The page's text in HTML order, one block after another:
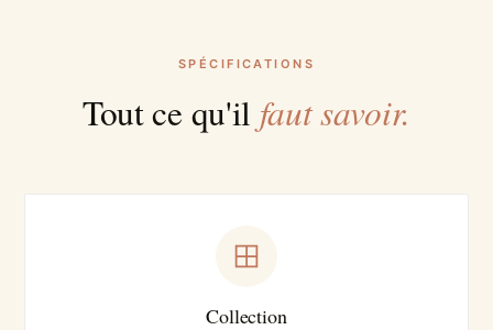
SPÉCIFICATIONS
Tout ce qu'il faut savoir.
Collection